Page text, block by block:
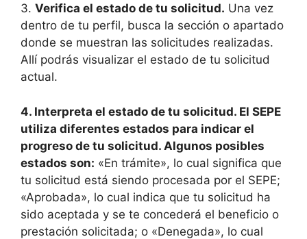
3. Verifica el estado de tu solicitud. Una vez
dentro de tu perfil, busca la sección o apartado
donde se muestran las solicitudes realizadas.
Allí podrás visualizar el estado de tu solicitud
actual.
4. Interpreta el estado de tu solicitud. El SEPE
utiliza diferentes estados para indicar el
progreso de tu solicitud. Algunos posibles
estados son: «En trámite», lo cual significa que
tu solicitud está siendo procesada por el SEPE;
«Aprobada», lo cual indica que tu solicitud ha
sido aceptada y se te concederá el beneficio o
prestación solicitada; o «Denegada», lo cual